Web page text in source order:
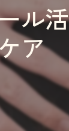
スト
耳鳴
自律
顎関
ル
ア